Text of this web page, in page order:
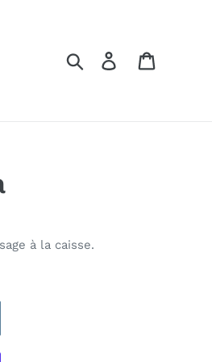
RechercherSe connecter
à la caisse.